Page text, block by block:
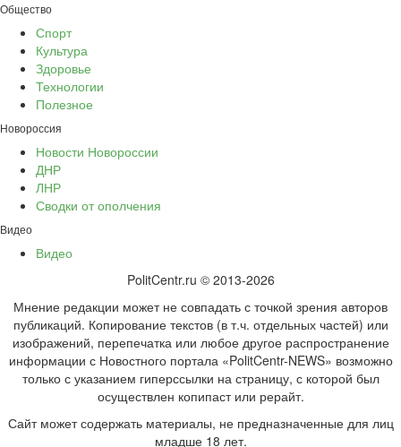
Общество
Спорт
Культура
Здоровье
Технологии
Полезное
Новороссия
Новости Новороссии
ДНР
ЛНР
Сводки от ополчения
Видео
Видео
PolitCentr.ru © 2013-2026
Мнение редакции может не совпадать с точкой зрения авторов
публикаций. Копирование текстов (в т.ч. отдельных частей) или
изображений, перепечатка или любое другое распространение
информации с Новостного портала «PolitCentr-NEWS» возможно
только с указанием гиперссылки на страницу, с которой был
осуществлен копипаст или рерайт.
Сайт может содержать материалы, не предназначенные для лиц
младше 18 лет.